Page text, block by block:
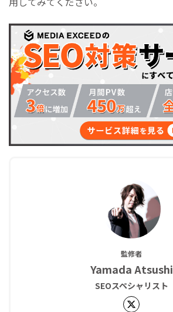
監修者
Yamada Atsushi
SEOスペシャリスト